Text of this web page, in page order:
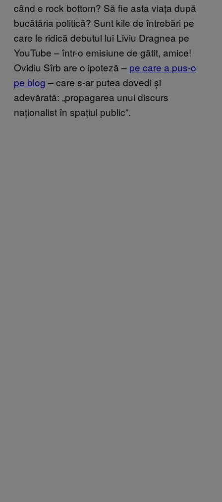
când e rock bottom? Să fie asta viața după
bucătăria politică? Sunt kile de întrebări pe
care le ridică debutul lui Liviu Dragnea pe
YouTube – într-o emisiune de gătit, amice!
Ovidiu Sîrb are o ipoteză – pe care a pus-o
pe blog – care s-ar putea dovedi și
adevărată: „propagarea unui discurs
naționalist în spațiul public”.